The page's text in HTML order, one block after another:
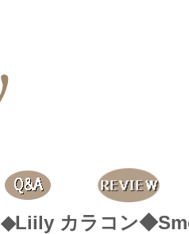
◆Liily カラコン